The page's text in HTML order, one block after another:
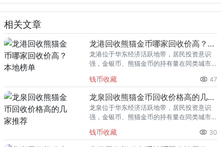
相关文章
龙港回收熊猫金币哪家回收价高？本地榜单
龙港位于华东经济活跃地带，居民投资意识
强，金银币、熊猫金币的持有量在同类城市
熊猫金币的需求就明显升温，但鱼龙混杂的
回收渠道里，能精准识别版别溢
钱币收藏 47
龙泉回收熊猫金币回收价格高的几家推荐
龙泉位于华东经济活跃地带，居民投资意识
强，金银币、熊猫金币的持有量在同类城市
熊猫金币的需求就明显升温，但鱼龙混杂的
回收渠道里，能精准识别版别溢
钱币收藏 30